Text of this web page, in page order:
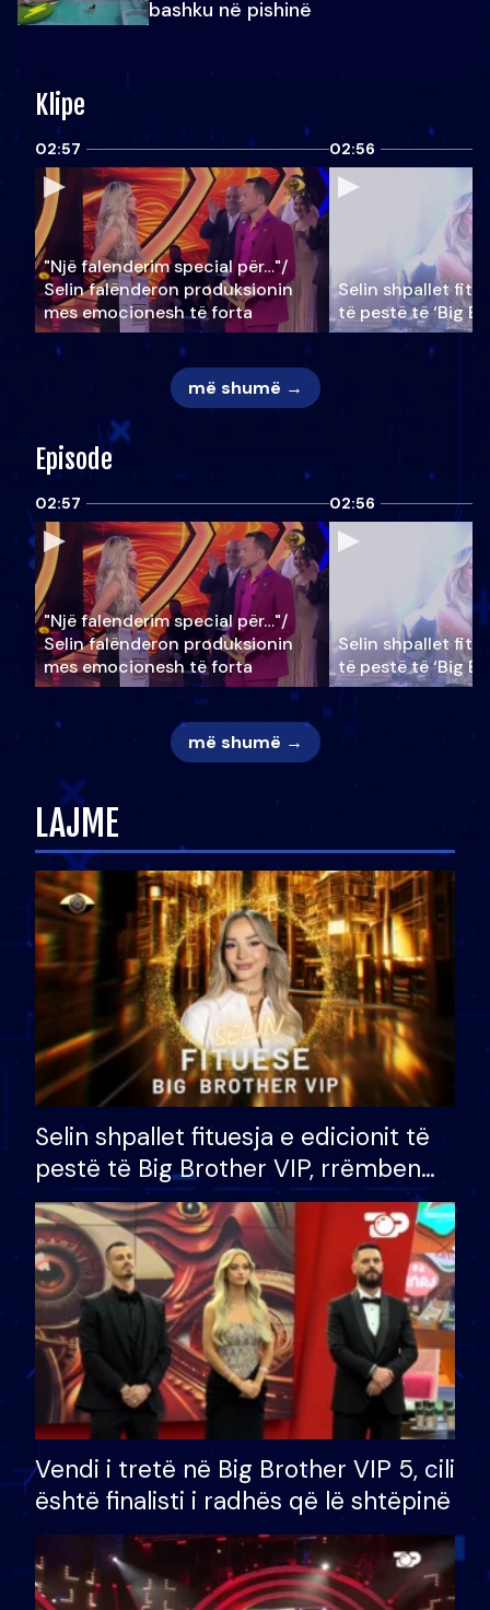
bashku në pishinë
Klipe
02:57
"Një falenderim special për…"/
Selin falënderon produksionin
mes emocionesh të forta
02:56
Selin shpallet
të pestë të ‘Big
më shumë →
Episode
02:57
"Një falenderim special për…"/
Selin falënderon produksionin
mes emocionesh të forta
02:56
Selin shpallet
të pestë të ‘Big
më shumë →
LAJME
Selin shpallet fituesja e edicionit të
pestë të Big Brother VIP, rrëmben
çmimin e madh prej 100 mijë eurosh
Vendi i tretë në Big Brother VIP 5, cili
është finalisti i radhës që lë shtëpinë